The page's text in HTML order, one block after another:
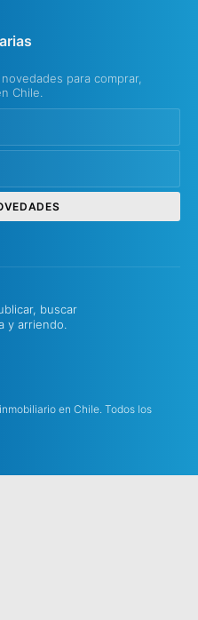
para comprar,
Chile.
buscar
y arriendo.
en Chile. Todos los